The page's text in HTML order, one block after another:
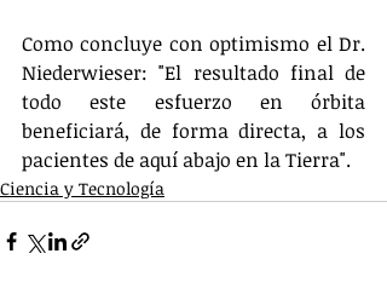
Como concluye con optimismo el Dr.
Niederwieser: "El resultado final de
todo este esfuerzo en órbita
beneficiará, de forma directa, a los
pacientes de aquí abajo en la Tierra".
Ciencia y Tecnología